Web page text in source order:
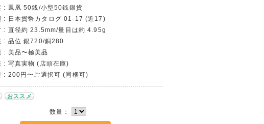
: 鳳凰 50銭/小型50銭銀貨
: 日本貨幣カタログ 01-17 (近17)
: 直径約 23.5mm/量目は約 4.95g
: 品位 銀720/銅280
: 美品〜極美品
: 写真実物 (店頭在庫)
: 200円〜ご選択可 (同梱可)
おススメ
数量：